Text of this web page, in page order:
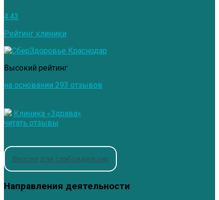
4.43
Рейтинг клиники
Высокий рейтинг
на основании 293 отзывов
Клиника «Здрава»
читать отзывы
Версия для слабовидящих
Направления деятельности